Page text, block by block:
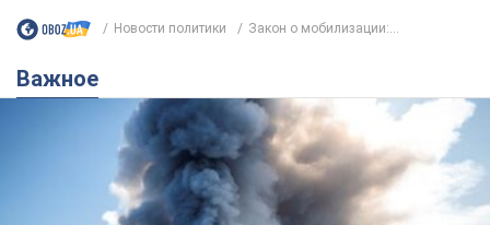
Новости политики Закон о мобилизации:...
Важное